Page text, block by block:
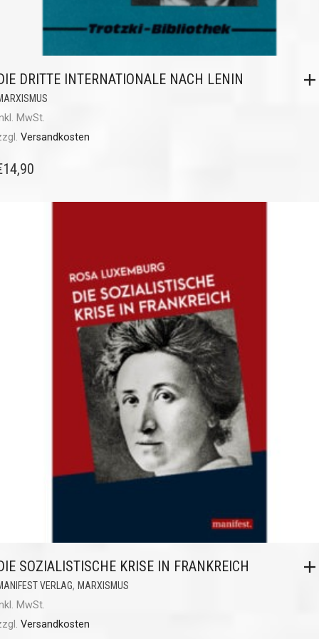
DRITTE INTERNATIONALE NACH LENIN
MwSt.
Versandkosten
14,90
SOZIALISTISCHE KRISE IN FRANKREICH
VERLAG, MARXISMUS
MwSt.
Versandkosten